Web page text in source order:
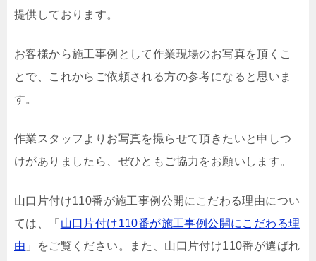
提供しております。
お客様から施工事例として作業現場のお写真を頂くこ
とで、これからご依頼される方の参考になると思いま
す。
作業スタッフよりお写真を撮らせて頂きたいと申しつ
けがありましたら、ぜひともご協力をお願いします。
山口片付け110番が施工事例公開にこだわる理由につい
ては、「 山口片付け110番が施工事例公開にこだわる理
由 」をご覧ください。また、山口片付け110番が選ばれ